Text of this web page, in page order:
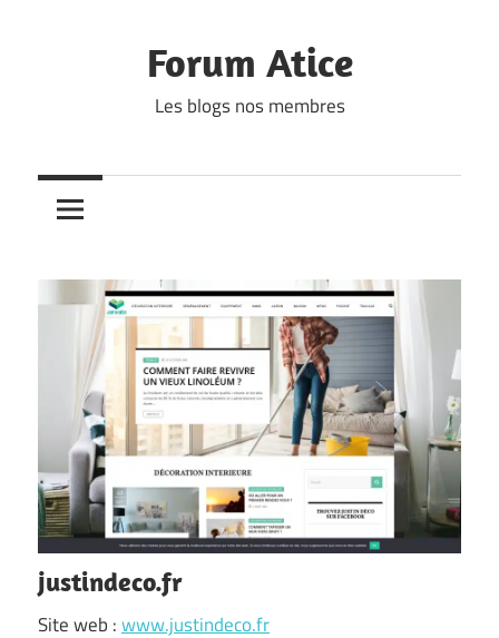
Forum Atice
Les blogs nos membres
justindeco.fr
Site web :www.justindeco.fr